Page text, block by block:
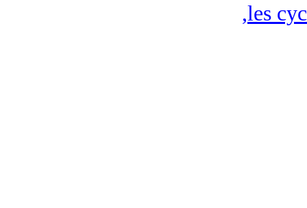
les
,